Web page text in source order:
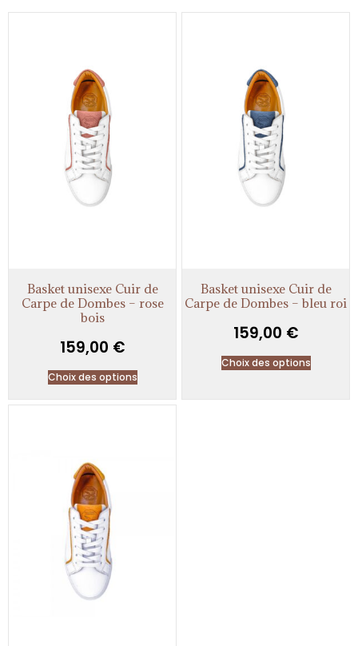
Basket unisexe Cuir de
Carpe de Dombes – rose
bois
159,00 €
Choix des options
Basket unisexe Cuir de
Carpe de Dombes – bleu roi
159,00 €
Choix des options